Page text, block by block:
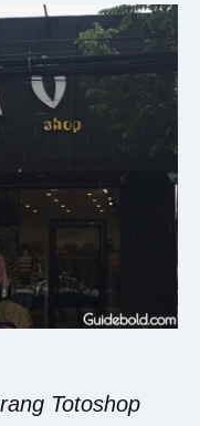
Totoshop